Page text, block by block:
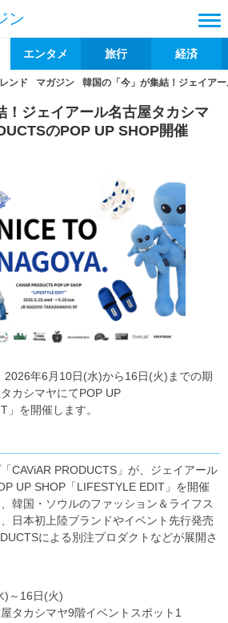
ン
エンタメ 旅行 経済
レンド マガジン 韓国の「今」が集結！ジェイア
！ジェイアール名古屋タカシマ
のPOP UP SHOP開催
2026年6月10日(水)から16日(火)までの期
カシマヤにてPOP UP
」を開催します。
CAViAR PRODUCTS」が、ジェイアール
UP SHOP「LIFESTYLE EDIT」を開催
韓国・ソウルのファッション＆ライフス
日本初上陸ブランドやイベント先行発売
による別注プロダクトなどが展開さ
)～16日(火)
タカシマヤ9階イベントスポット1